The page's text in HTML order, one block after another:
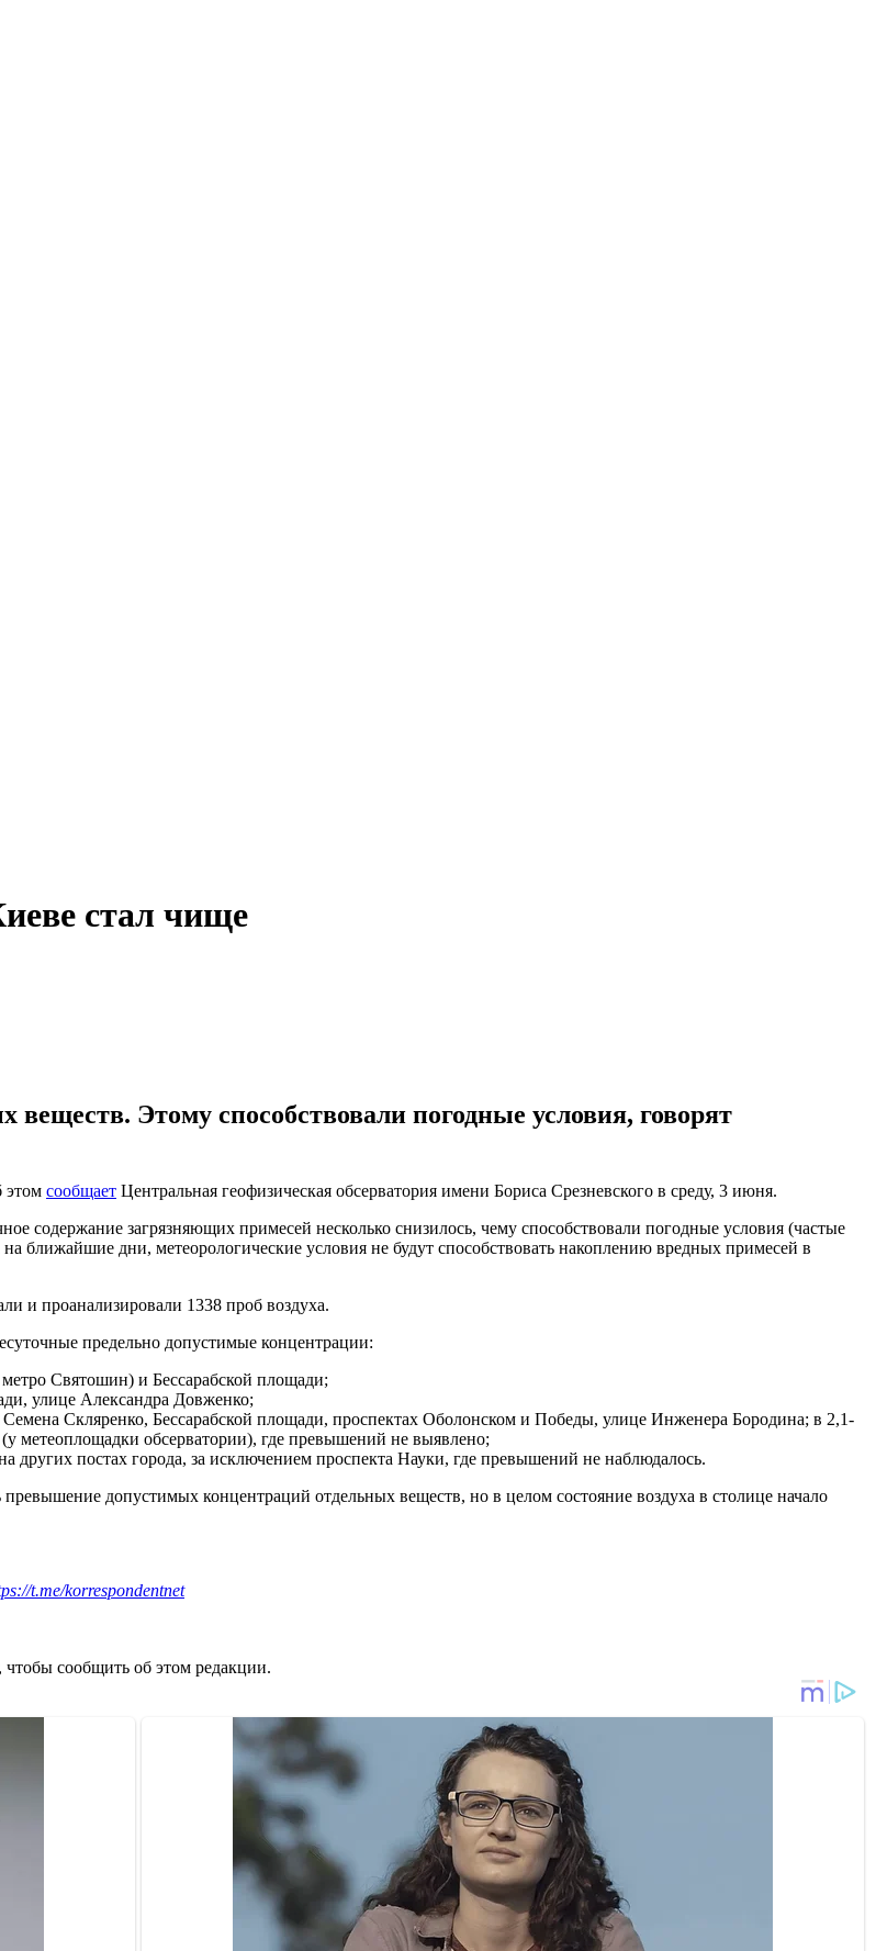
стал чище
Этому способствовали погодные условия, говорят
этом сообщает Центральная геофизическая обсерватория имени Бориса Срезневского в среду, 3 июня.
содержание загрязняющих примесей несколько снизилось, чему способствовали погодные условия (частые
ближайшие дни, метеорологические условия не будут способствовать накоплению вредных примесей в
и проанализировали 1338 проб воздуха.
предельно допустимые концентрации:
Святошин) и Бессарабской площади;
улице Александра Довженко;
Семена Скляренко, Бессарабской площади, проспектах Оболонском и Победы, улице Инженера Бородина; в 2,1-
метеоплощадки обсерватории), где превышений не выявлено;
других постах города, за исключением проспекта Науки, где превышений не наблюдалось.
превышение допустимых концентраций отдельных веществ, но в целом состояние воздуха в столице начало
t.me/korrespondentnet
сообщить об этом редакции.